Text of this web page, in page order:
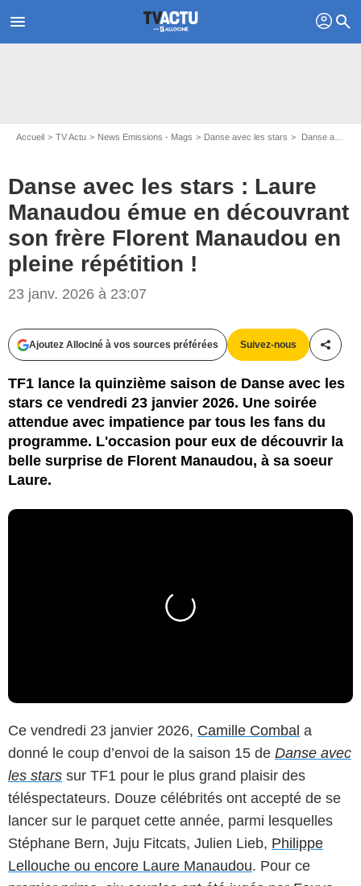
menu profil search
Accueil TV Actu News Emissions - Mags Danse avec les stars Danse avec les stars : Laure Manaudou émue en découvrant son frère Florent Manaudou en pleine répétition !
Danse avec les stars : Laure
Manaudou émue en découvrant
son frère Florent Manaudou en
pleine répétition !
23 janv. 2026 à 23:07
Ajoutez Allociné à vos sources préférées Suivez-nous
TF1 lance la quinzième saison de Danse avec les
stars ce vendredi 23 janvier 2026. Une soirée
attendue avec impatience par tous les fans du
programme. L'occasion pour eux de découvrir la
belle surprise de Florent Manaudou, à sa soeur
Laure.
Ce vendredi 23 janvier 2026, Camille Combal a
donné le coup d’envoi de la saison 15 de Danse avec
les stars sur TF1 pour le plus grand plaisir des
téléspectateurs. Douze célébrités ont accepté de se
lancer sur le parquet cette année, parmi lesquelles
Stéphane Bern, Juju Fitcats, Julien Lieb, Philippe
Lellouche ou encore Laure Manaudou. Pour ce